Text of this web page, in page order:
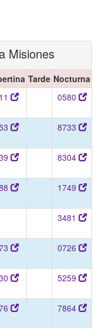
Misiones
Tarde Nocturna
0580
8733
8304
1749
3481
0726
5259
7864